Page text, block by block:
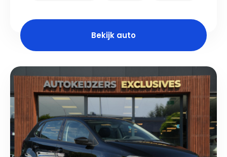
Bekijk auto